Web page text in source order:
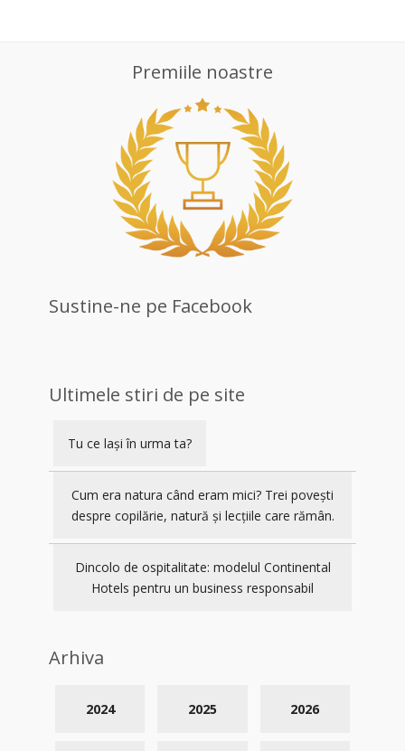
Premiile noastre
Sustine-ne pe Facebook
Ultimele stiri de pe site
Tu ce lași în urma ta?
Cum era natura când eram mici? Trei povești
despre copilărie, natură și lecțiile care rămân.
Dincolo de ospitalitate: modelul Continental
Hotels pentru un business responsabil
Arhiva
2026
2025
2024